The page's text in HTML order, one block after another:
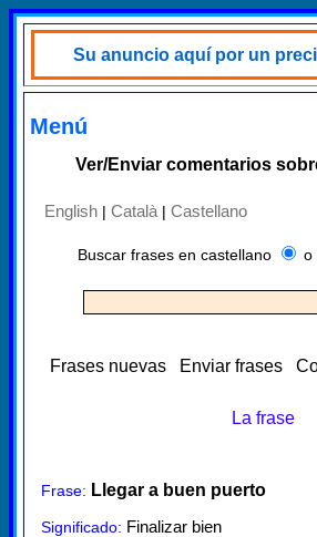
Su anuncio aquí por un
Menú
Ver/Enviar comentarios
English | Català | Castellano
Buscar frases en castellano o
Frases nuevas Enviar frases
La frase
Frase: Llegar a buen puerto
Significado: Finalizar bien